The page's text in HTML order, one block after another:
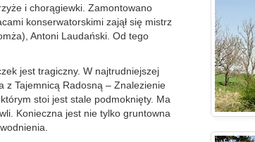
i chorągiewki. Zamontowano
konserwatorskimi zajął się mistrz
Antoni Laudański. Od tego
jest tragiczny. W najtrudniejszej
z Tajemnicą Radosną – Znalezienie
stoi jest stale podmoknięty. Ma
Konieczna jest nie tylko gruntowna